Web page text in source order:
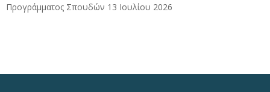
Προγράμματος Σπουδών 13 Ιουλίου 2026